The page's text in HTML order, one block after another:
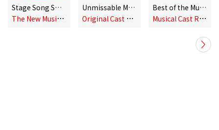
Stage Song Smashes
T
he New Musical Cast, Original Cast & Original Cast Recording
Unmissable Musical Numbers
O
riginal Cast & Original Cast Recording
Best of the Musicals
M
usical Cast Recording & Original Cast